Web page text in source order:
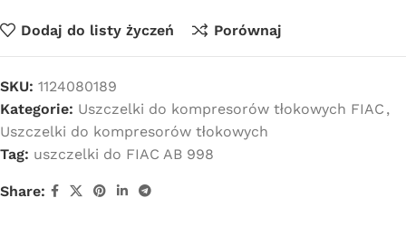
Dodaj do listy życzeń Porównaj
SKU: 1124080189
Kategorie: Uszczelki do kompresorów tłokowych FIAC ,
Uszczelki do kompresorów tłokowych
Tag: uszczelki do FIAC AB 998
Share: